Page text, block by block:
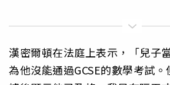
漢密爾頓在法庭上表示，「兒子
為他沒能通過GCSE的數學考試